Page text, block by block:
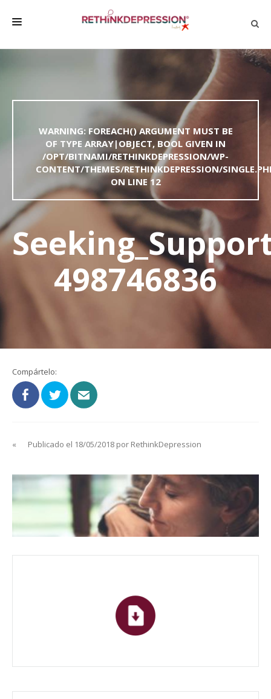
HABLAR CON LOS DEMÁS
BIENESTAR
FAMILIA Y AMIGOS
DEPRESSÃO SEM RODEIOS
WARNING: FOREACH() ARGUMENT MUST BE
OF TYPE ARRAY|OBJECT, BOOL GIVEN IN
/OPT/BITNAMI/RETHINKDEPRESSION/WP-
CONTENT/THEMES/RETHINKDEPRESSION/
ON LINE 12
498746836
Compártelo:
« Publicado el 18/05/2018 por RethinkDepression